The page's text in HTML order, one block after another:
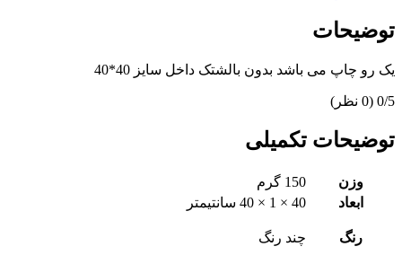
توضیحات
یک رو چاپ می باشد بدون بالشتک داخل سایز 40*40
‫0/5 ‫(0 نظر)
توضیحات تکمیلی
وزن
150 گرم
ابعاد
40 × 1 × 40 سانتیمتر
رنگ چند رنگ